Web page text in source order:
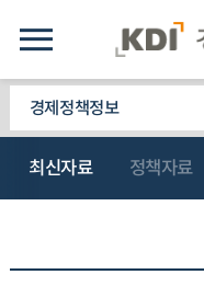
경제정책정보
최신자료 정책자료